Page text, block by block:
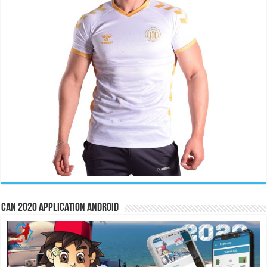
CAN 2020 Application Android